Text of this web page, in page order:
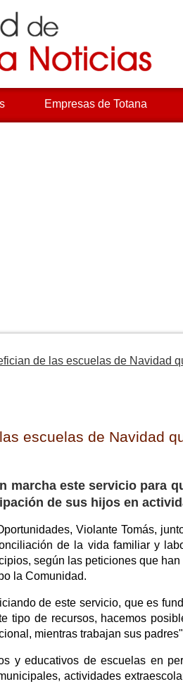
Empresas de Totana
de las escuelas de Navidad
escuelas de Navidad
marcha este servicio para
de sus hijos en
Violante Tomás,
de la vida familiar y
según las peticiones que
la Comunidad.
de este servicio, que es
tipo de recursos, hacemos
mientras trabajan sus
y educativos de escuelas en
actividades